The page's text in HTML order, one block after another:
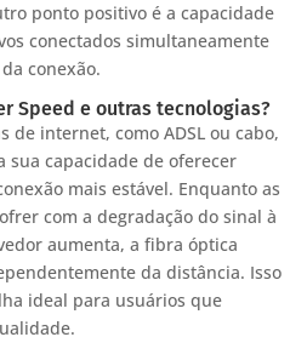
ponto positivo é a capacidade
conectados simultaneamente
conexão.
Speed e outras tecnologias?
de internet, como ADSL ou cabo,
sua capacidade de oferecer
mais estável. Enquanto as
com a degradação do sinal à
aumenta, a fibra óptica
da distância. Isso
ideal para usuários que